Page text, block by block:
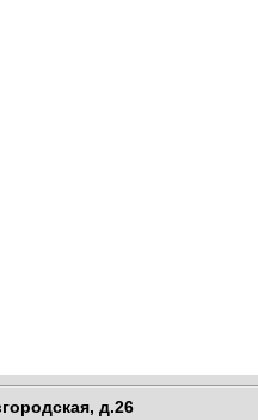
д.26